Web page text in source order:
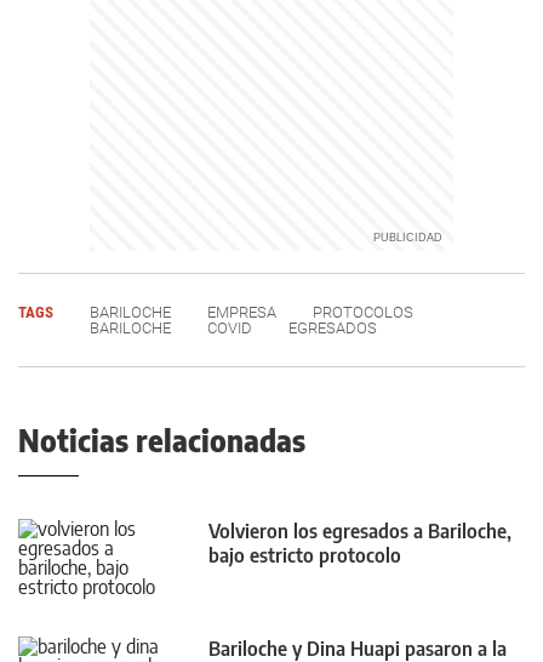
TAGS BARILOCHE EMPRESA
PROTOCOLOS
BARILOCHE
COVID EGRESADOS
Noticias relacionadas
Volvieron los egresados a Bariloche,
bajo estricto protocolo
Bariloche y Dina Huapi pasaron a la